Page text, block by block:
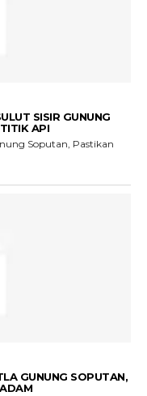
SISIR GUNUNG
API
Soputan, Pastikan
GUNUNG SOPUTAN,